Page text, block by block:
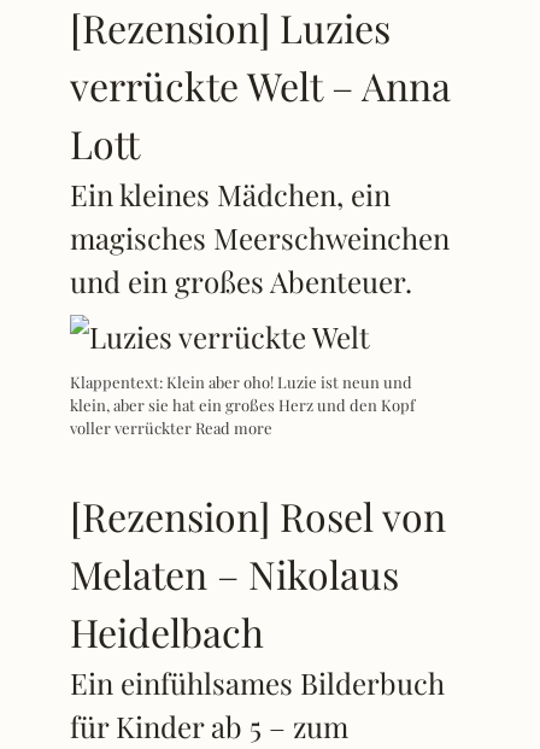
[Rezension] Luzies
verrückte Welt – Anna
Lott
Ein kleines Mädchen, ein
magisches Meerschweinchen
und ein großes Abenteuer.
Klappentext: Klein aber oho! Luzie ist neun und
klein, aber sie hat ein großes Herz und den Kopf
voller verrückter Read more
[Rezension] Rosel von
Melaten – Nikolaus
Heidelbach
Ein einfühlsames Bilderbuch
für Kinder ab 5 – zum